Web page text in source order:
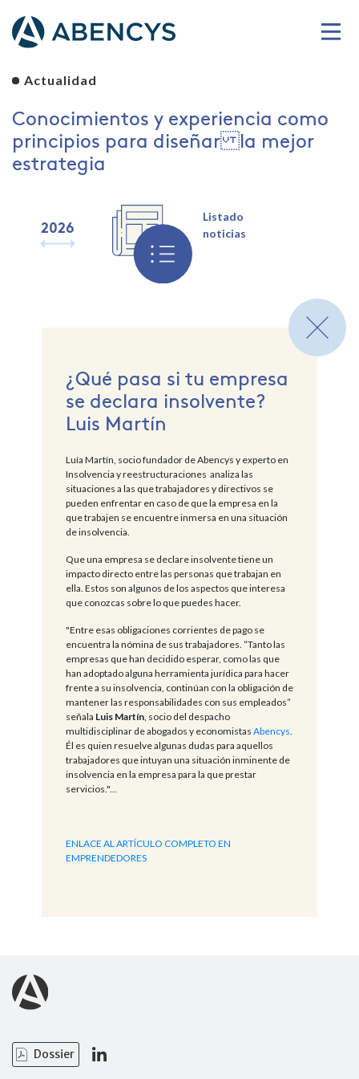
Actualidad
Conocimientos y experiencia como
principios para diseñar la mejor
estrategia
2026 2024 2023 2022 2021
Listado
noticias
¿Qué pasa si tu empresa
se declara insolvente?
Luis Martín
Luía Martín, socio fundador de Abencys y experto en
Insolvencia y reestructuraciones analiza las
situaciones a las que trabajadores y directivos se
pueden enfrentar en caso de que la empresa en la
que trabajen se encuentre inmersa en una situación
de insolvencia.
Que una empresa se declare insolvente tiene un
impacto directo entre las personas que trabajan en
ella. Estos son algunos de los aspectos que interesa
que conozcas sobre lo que puedes hacer.
"Entre esas obligaciones corrientes de pago se
encuentra la nómina de sus trabajadores. “Tanto las
empresas que han decidido esperar, como las que
han adoptado alguna herramienta jurídica para hacer
frente a su insolvencia, continúan con la obligación de
mantener las responsabilidades con sus empleados”
señala Luis Martín, socio del despacho
multidisciplinar de abogados y economistas Abencys
Él es quien resuelve algunas dudas para aquellos
trabajadores que intuyan una situación inminente de
insolvencia en la empresa para la que prestar
servicios."...
ENLACE AL ARTÍCULO COMPLETO EN
EMPRENDEDORES
Dossier